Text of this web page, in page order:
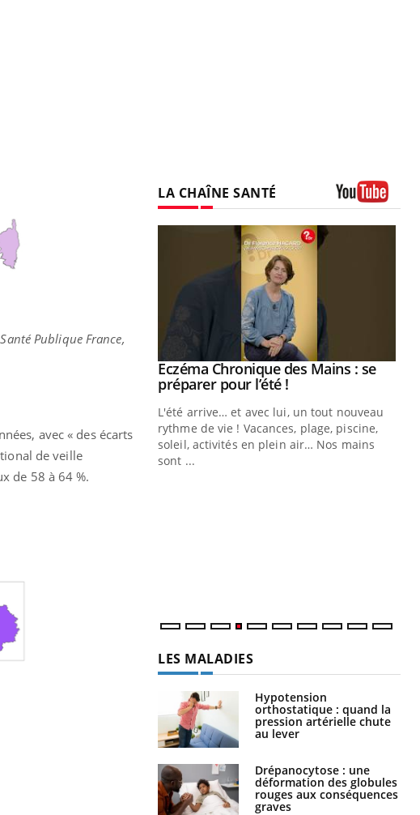
Publique France,
avec « des écarts
de veille
de 58 à 64 %.
LA CHAÎNE SANTÉ
reçues chez les
parfois chez les soignants.
Youtube
Eczéma Chronique des Mains : se
préparer pour l’été !Youtube
L'été arrive… et avec lui, un tout nouveau
rythme de vie ! Vacances, plage, piscine,
soleil, activités en plein air… Nos mains
sont ...
LES MALADIES
Hypotension
orthostatique : quand la
pression artérielle chute
au lever
Drépanocytose : une
déformation des globules
rouges aux conséquences
graves